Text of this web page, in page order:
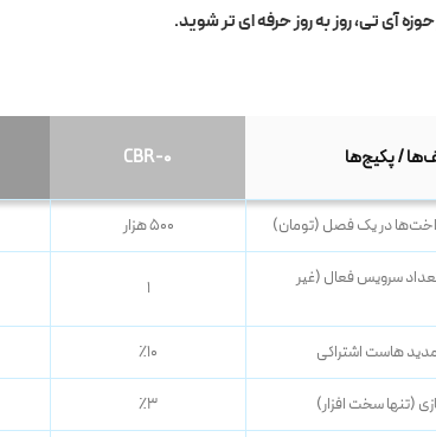
آی تی، روز به روز حرفه ای تر شوید.
/ پکیج‌ها CBR-0
در یک فصل (تومان) ۵۰۰ هزار
سرویس فعال (غیر
۱
هاست اشتراکی ٪۱۰
(تنها سخت افزار) ٪۳